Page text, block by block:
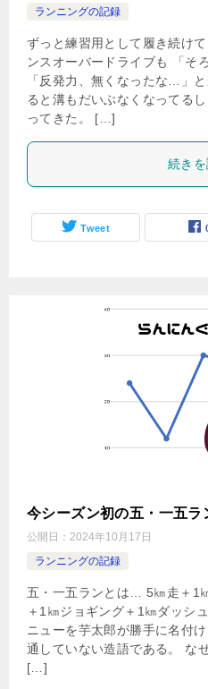
ランニングの記録
ずっと練習用として履き続け
ンスオーバードライブも 「そ
「反発力、無くなったな…」
ると溝もだいぶなくなってる
ってきた。 […]
続き
Tweet
今シーズン初の五・一五ラ
公開日： 2024年10月17日
ランニングの記録
五・一五ランとは… 5㎞走＋1
＋1㎞ジョギング＋1㎞ダッシ
ニューを芋太郎が勝手に名付
通していない造語である。 な
[…]